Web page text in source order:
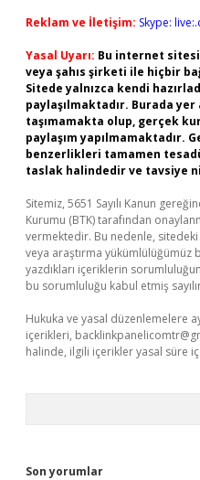
Reklam ve İletişim: Skype:
Yasal Uyarı: Bu internet
veya şahıs şirketi ile hiçbir
Sitede yalnızca kendi
paylaşılmaktadır. Burada
taşımamakta olup, gerçek
paylaşım yapılmamaktadır.
benzerlikleri tamamen
taslak halindedir ve tavsiye
Sitemiz, 5651 Sayılı Kanun
Kurumu (BTK) tarafından
vermektedir. Bu nedenle,
veya araştırma yükümlülüğümüz
yazdıkları içeriklerin
bu sorumluluğu kabul etmiş
Hukuka ve yasal düzenlemelere
içerikleri,
halinde, ilgili içerikler yasal süre
Son yorumlar